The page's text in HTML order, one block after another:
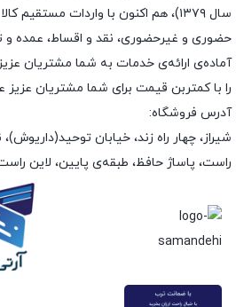
سال ۱۳۷۹)، هم اکنون با واردات
حضوری و غیرحضوری، نقد و اقساط، عمده و
آماده‌ی ارائه‌ی خدمات به شما مشتریان
را با کمتربن قیمت برای شما مشتریان عزیز
آدرس فروشگاه:
شیراز، چهار راه زند، خیابان
راست، پاساژ حافظ، طبقه‌ی پایین، لاین